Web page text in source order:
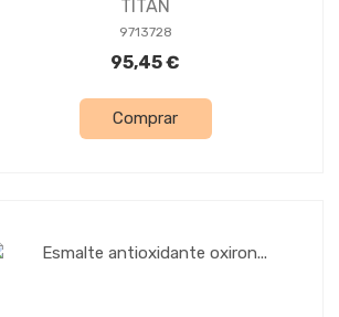
TITAN
9713728
95,45 €
Comprar